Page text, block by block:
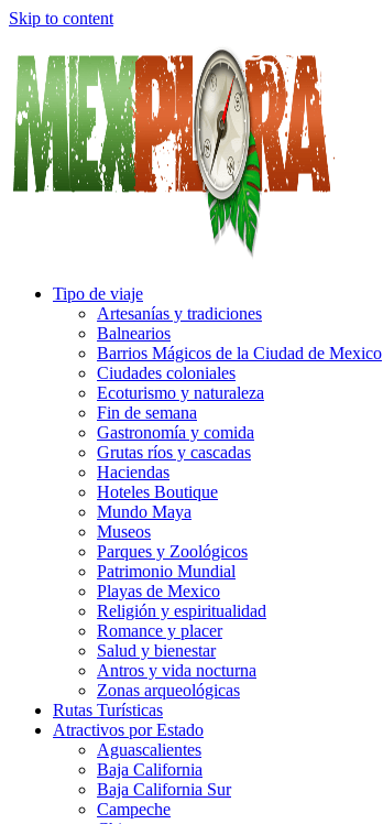
Skip to content
Tipo de viaje
Artesanías y tradiciones
Balnearios
Barrios Mágicos de la Ciudad de Mexico
Ciudades coloniales
Ecoturismo y naturaleza
Fin de semana
Gastronomía y comida
Grutas ríos y cascadas
Haciendas
Hoteles Boutique
Mundo Maya
Museos
Parques y Zoológicos
Patrimonio Mundial
Playas de Mexico
Religión y espiritualidad
Romance y placer
Salud y bienestar
Antros y vida nocturna
Zonas arqueológicas
Rutas Turísticas
Atractivos por Estado
Aguascalientes
Baja California
Baja California Sur
Campeche